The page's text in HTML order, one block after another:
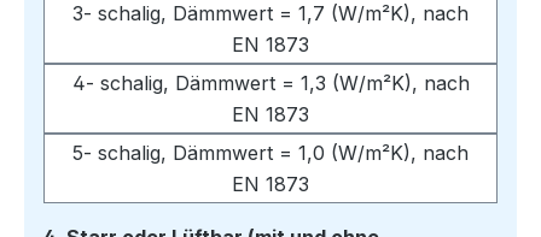
3- schalig, Dämmwert = 1,7 (W/m²K), nach
EN 1873
4- schalig, Dämmwert = 1,3 (W/m²K), nach
EN 1873
5- schalig, Dämmwert = 1,0 (W/m²K), nach
EN 1873